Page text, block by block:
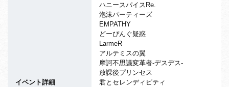
イベント詳細
ハニースパイスRe.
泡沫パーティーズ
EMPATHY
どーぴんぐ疑惑
LarmeR
アルテミスの翼
摩訶不思議変革者-デスデス-
放課後プリンセス
君とセレンディピティ